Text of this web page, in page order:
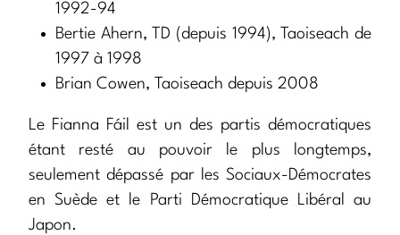
1992-94
Bertie Ahern, TD (depuis 1994), Taoiseach de
1997 à 1998
Brian Cowen, Taoiseach depuis 2008
Le Fianna Fáil est un des partis démocratiques
étant resté au pouvoir le plus longtemps,
seulement dépassé par les Sociaux-Démocrates
en Suède et le Parti Démocratique Libéral au
Japon.